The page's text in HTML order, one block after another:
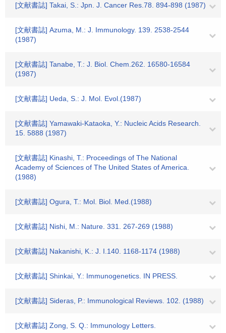
[文献書誌] Takai, S.: Jpn. J. Cancer Res.78. 894-898 (1987)
[文献書誌] Azuma, M.: J. Immunology. 139. 2538-2544
(1987)
[文献書誌] Tanabe, T.: J. Biol. Chem.262. 16580-16584
(1987)
[文献書誌] Ueda, S.: J. Mol. Evol.(1987)
[文献書誌] Yamawaki-Kataoka, Y.: Nucleic Acids Research.
15. 5888 (1987)
[文献書誌] Kinashi, T.: Proceedings of The National
Academy of Sciences of The United States of America.
(1988)
[文献書誌] Ogura, T.: Mol. Biol. Med.(1988)
[文献書誌] Nishi, M.: Nature. 331. 267-269 (1988)
[文献書誌] Nakanishi, K.: J. I.140. 1168-1174 (1988)
[文献書誌] Shinkai, Y.: Immunogenetics. IN PRESS.
[文献書誌] Sideras, P.: Immunological Reviews. 102. (1988)
[文献書誌] Zong, S. Q.: Immunology Letters.